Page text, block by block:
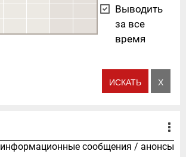
Выводить
за все
время
информационные сообщения / анонсы